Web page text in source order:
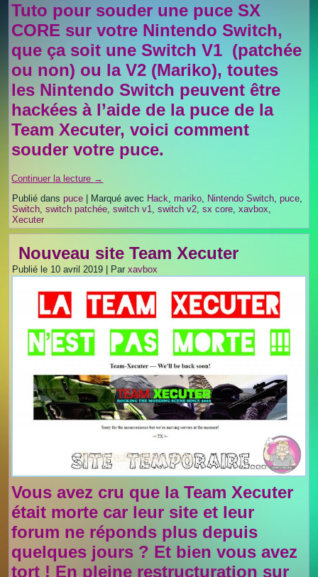
Tuto pour souder une puce SX
CORE sur votre Nintendo Switch,
que ça soit une Switch V1 (patchée
ou non) ou la V2 (Mariko), toutes
les Nintendo Switch peuvent être
hackées à l’aide de la puce de la
Team Xecuter, voici comment
souder votre puce.
Continuer la lecture →
Publié dans puce Marqué avec Hack,mariko, Nintendo Switch,puce,
Switch,switch patchée,switch v1,switch v2,sx core,xavbox,
Xecuter
Nouveau site Team Xecuter
Publié le 10 avril 2019 Par xavbox
Vous avez cru que laTeam Xecuter
était morte car leur site et leur
forum ne réponds plus depuis
quelques jours ? Et bien vous avez
tort ! En pleine restructuration sur